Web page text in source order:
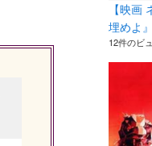
【映画
埋めよ
12件のビ